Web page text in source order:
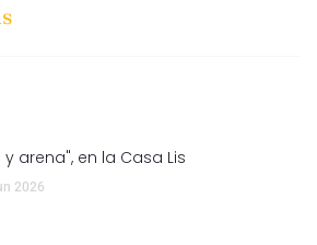
y arena", en la Casa Lis
2026